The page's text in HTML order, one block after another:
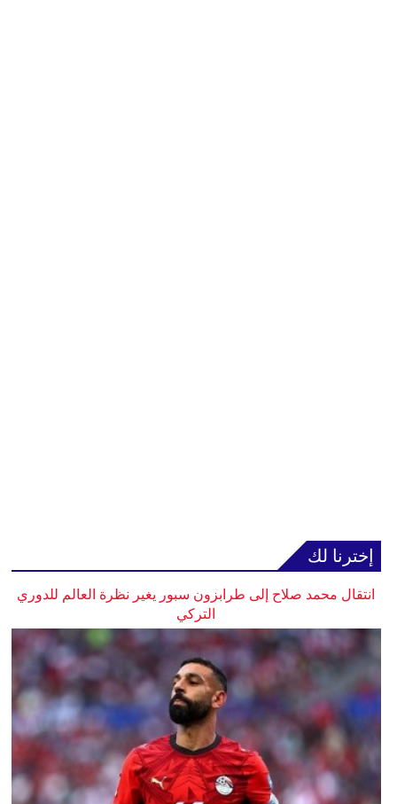
إخترنا لك
انتقال محمد صلاح إلى طرابزون سبور يغير نظرة العالم للدوري
التركي